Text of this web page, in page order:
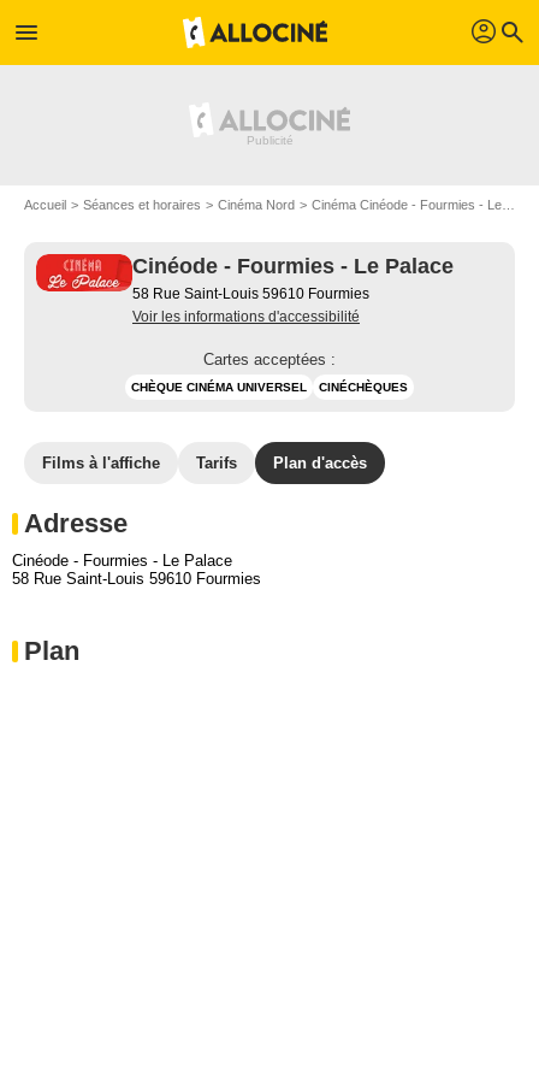
menu profil search
Accueil Séances et horaires Cinéma Nord Cinéma Cinéode - Fourmies - Le Palace
Cinéode - Fourmies - Le Palace
58 Rue Saint-Louis 59610 Fourmies
Voir les informations d'accessibilité
Cartes acceptées :
CHÈQUE CINÉMA UNIVERSEL CINÉCHÈQUES
Films à l'affiche Tarifs Plan d'accès
Adresse
Cinéode - Fourmies - Le Palace
58 Rue Saint-Louis 59610 Fourmies
Plan